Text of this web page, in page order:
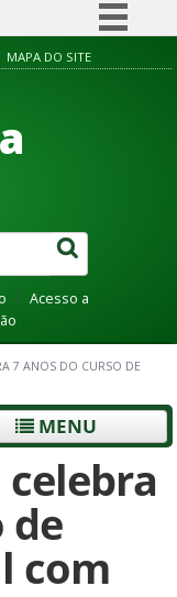
Simplifique!
à informação
Canais
MAPA DO SITE
Acesso a
7 ANOS DO CURSO DE
MENU
de
com